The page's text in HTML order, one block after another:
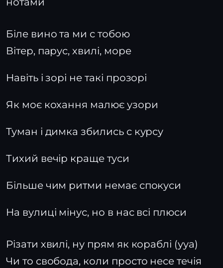
Біле вино та ми с тобою
Вітер, парус, хвилі, море
Навіть і зорі не такі прозорі
Як моє кохання малює узори
Туман і димка збились с курсу
Тихий вечір краще туси
Більше чим ритми немає спокуси
На вулиці мінус, но в нас всі плюси
Різати хвилі, ну прям як кораблі (ууа)
Чи то свобода, коли просто несе течія